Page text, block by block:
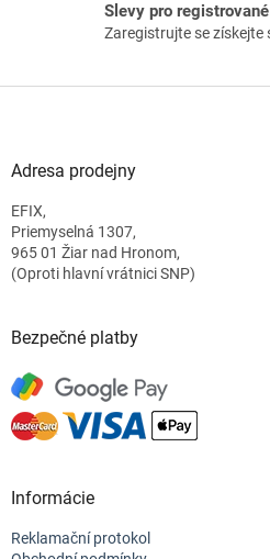
Slevy pro registrované
Zaregistrujte se získejte
Adresa prodejny
EFIX,
Priemyselná 1307,
965 01 Žiar nad Hronom,
(Oproti hlavní vrátnici SNP)
Bezpečné platby
Informácie
Reklamační protokol